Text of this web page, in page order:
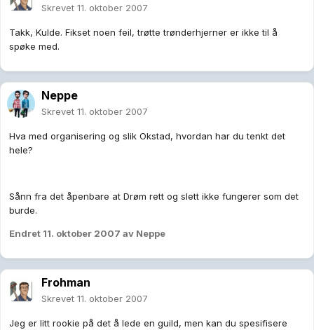
Skrevet 11. oktober 2007
Takk, Kulde. Fikset noen feil, trøtte trønderhjerner er ikke til å
spøke med.
Neppe
Skrevet 11. oktober 2007
Hva med organisering og slik Okstad, hvordan har du tenkt det
hele?
Sånn fra det åpenbare at Drøm rett og slett ikke fungerer som det
burde.
Endret 11. oktober 2007 av Neppe
Frohman
Skrevet 11. oktober 2007
Jeg er litt rookie på det å lede en guild, men kan du spesifisere